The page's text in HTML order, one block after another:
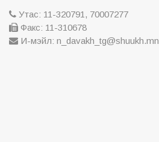
Утас: 11-320791, 70007277
Факс: 11-310678
И-мэйл: n_davakh_tg@shuukh.mn